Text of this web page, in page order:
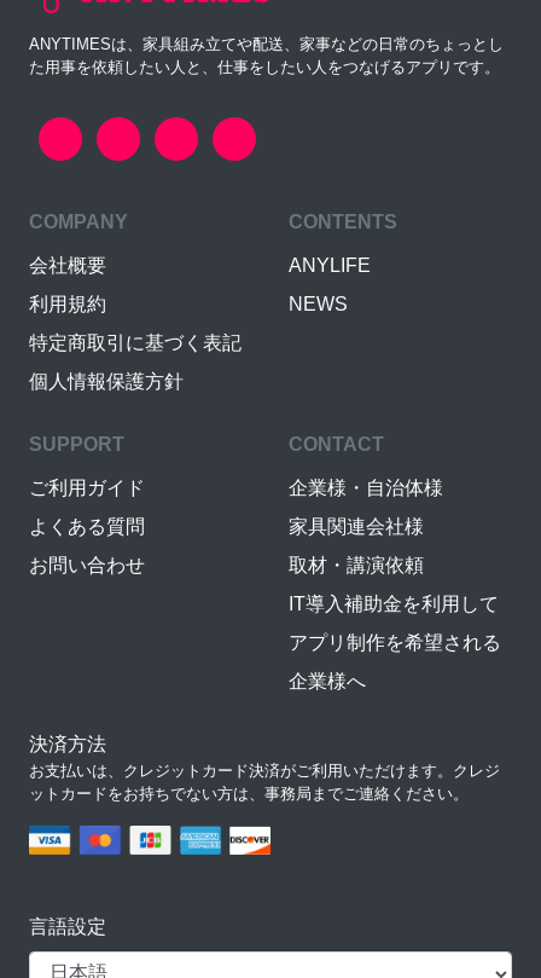
ANYTIMESは、家具組み立てや配送、家事などの日常のちょっとし
た用事を依頼したい人と、仕事をしたい人をつなげるアプリです。
COMPANY
会社概要
利用規約
特定商取引に基づく表記
個人情報保護方針
CONTENTS
ANYLIFE
NEWS
SUPPORT
ご利用ガイド
よくある質問
お問い合わせ
CONTACT
企業様・自治体様
家具関連会社様
取材・講演依頼
IT導入補助金を利用して
アプリ制作を希望される
企業様へ
決済方法
お支払いは、クレジットカード決済がご利用いただけます。クレジ
ットカードをお持ちでない方は、事務局までご連絡ください。
言語設定